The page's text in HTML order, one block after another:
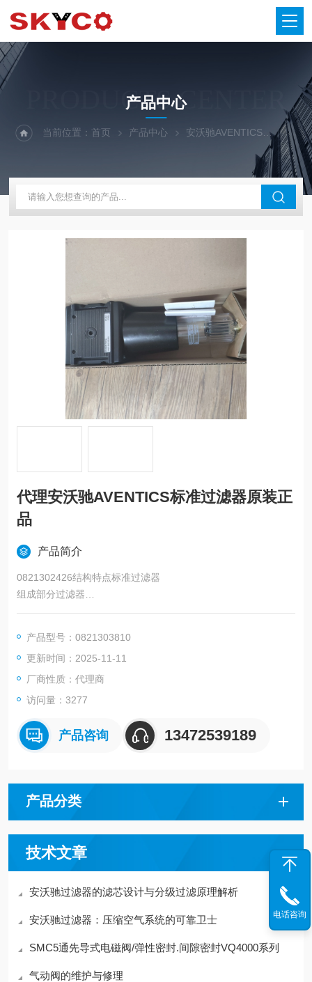
PRODUCTS CENTER
产品中心
当前位置：首页 产品中心 安沃驰AVENTICS
代理安沃驰AVENTICS标准过滤器原装正
品
产品简介
0821302426结构特点标准过滤器
组成部分过滤器
气杯PC材质的容器，没有保护篮
过滤器气孔直径40 µm
额定流量Qn7200 l/min
清除冷凝物全自动，无压打开
最小运行压力1.5 bar
环境温度-10 °C
最高环境温度60 °C
产品型号：0821303810
更新时间：2025-11-11
厂商性质：代理商
访问量：3277
产品咨询 13472539189
产品分类
技术文章
安沃驰过滤器的滤芯设计与分级过滤原理解析
安沃驰过滤器：压缩空气系统的可靠卫士
SMC5通先导式电磁阀/弹性密封.间隙密封VQ4000系列
气动阀的维护与修理
电话咨询